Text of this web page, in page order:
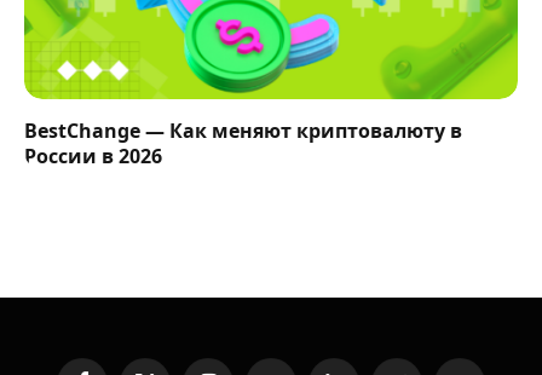
BestChange — Как меняют криптовалюту в
России в 2026